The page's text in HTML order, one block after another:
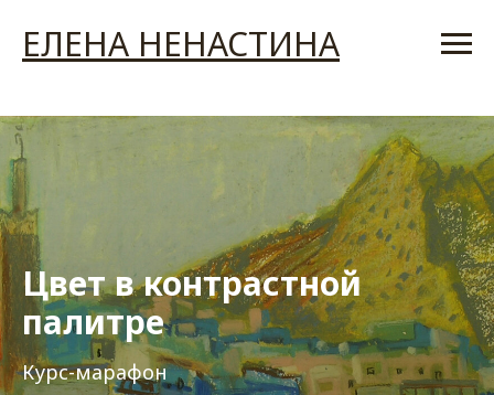
ЕЛЕНА НЕНАСТИНА
Цвет в контрастной
палитре
Курс-марафон